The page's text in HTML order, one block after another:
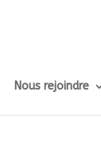
Nous rejoindre